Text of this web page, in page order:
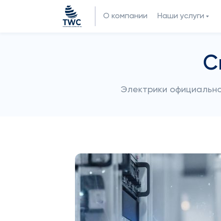
О компании Наши услуги
Электрики